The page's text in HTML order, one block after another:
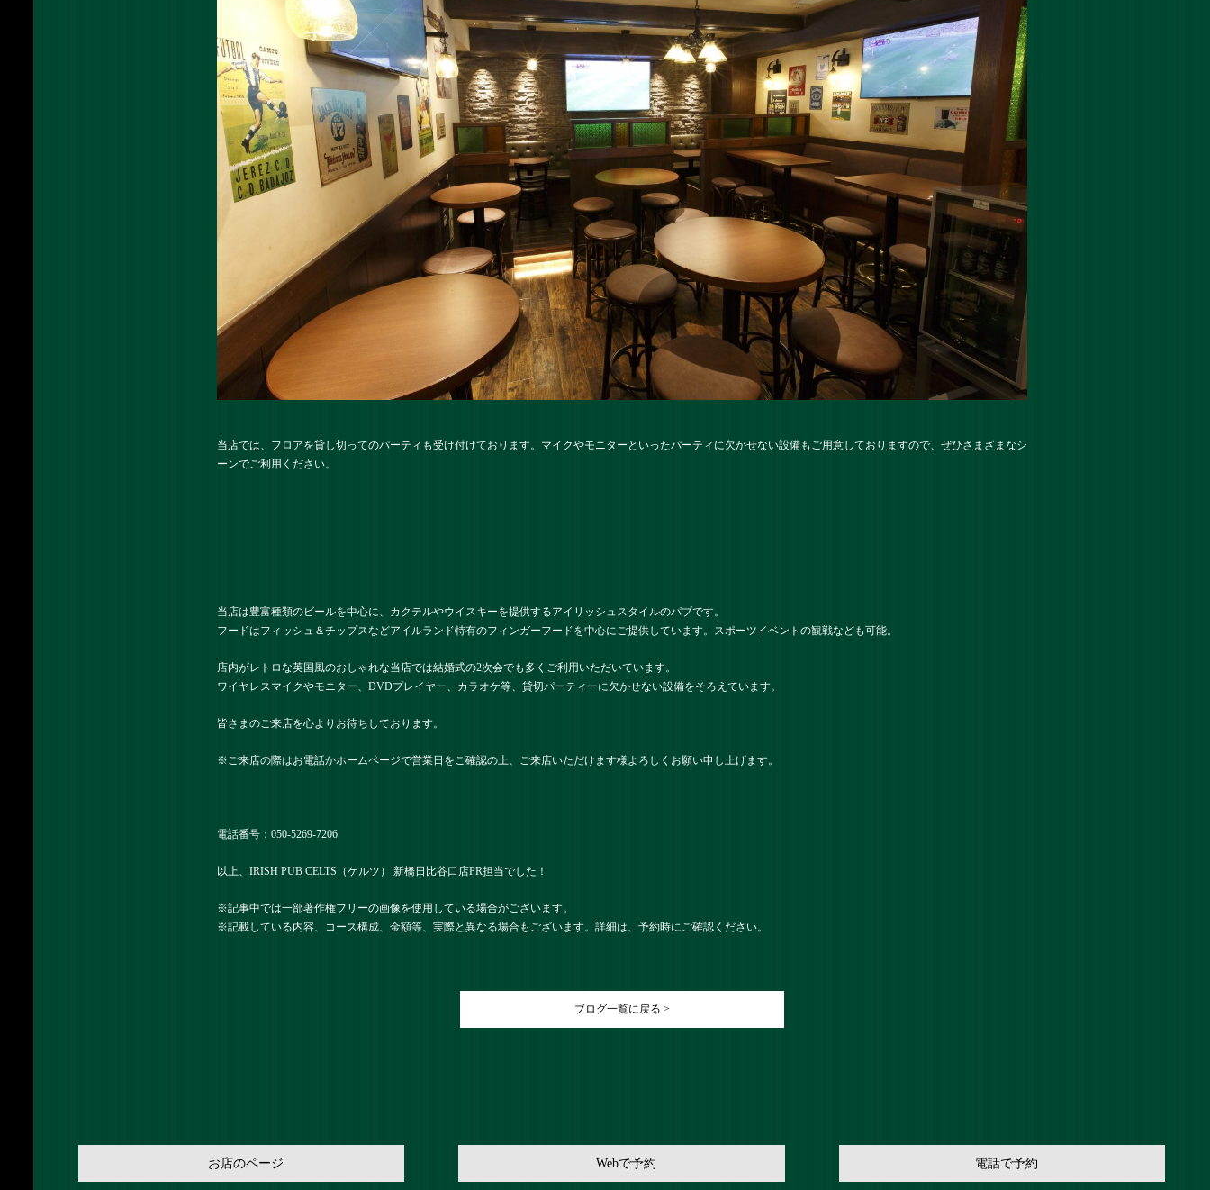
当店では、フロアを貸し切ってのパーティも受け付けております。マイクやモニターといったパーティに欠かせない設備もご用意しておりますので、ぜひさまざまなシ
ーンでご利用ください。
当店は豊富種類のビールを中心に、カクテルやウイスキーを提供するアイリッシュスタイルのパブです。
フードはフィッシュ＆チップスなどアイルランド特有のフィンガーフードを中心にご提供しています。スポーツイベントの観戦なども可能。
店内がレトロな英国風のおしゃれな当店では結婚式の2次会でも多くご利用いただいています。
ワイヤレスマイクやモニター、DVDプレイヤー、カラオケ等、貸切パーティーに欠かせない設備をそろえています。
皆さまのご来店を心よりお待ちしております。
※ご来店の際はお電話かホームページで営業日をご確認の上、ご来店いただけます様よろしくお願い申し上げます。
電話番号： 050-5269-7206
以上、IRISH PUB CELTS（ケルツ） 新橋日比谷口店PR担当でした！
※記事中では一部著作権フリーの画像を使用している場合がございます。
※記載している内容、コース構成、金額等、実際と異なる場合もございます。詳細は、予約時にご確認ください。
ブログ一覧に戻る >
お店のページ Webで予約 電話で予約